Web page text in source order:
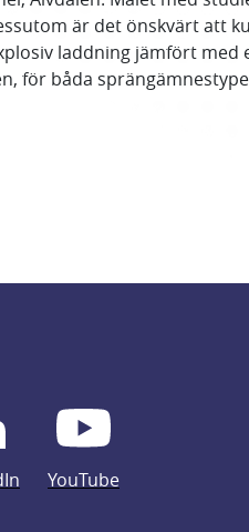
är det önskvärt att
laddning jämfört
för båda
YouTube